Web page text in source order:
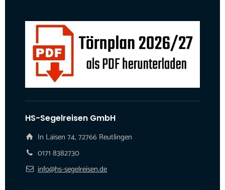
HS-Segelreisen GmbH
In Laisen 74, 72766 Reutlingen
0171 8382730
info@hs-segelreisen.de